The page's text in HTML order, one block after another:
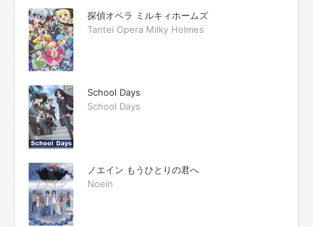
探偵オペラ ミルキィホームズ
Tantei Opera Milky Holmes
School Days
School Days
ノエイン もうひとりの君へ
Noein